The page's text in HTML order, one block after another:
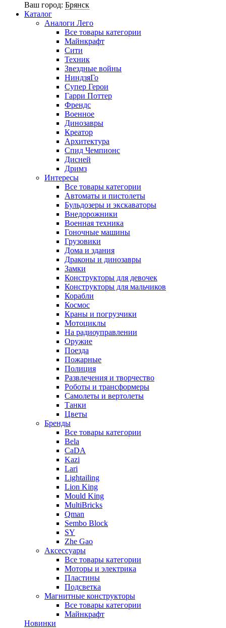
Ваш город: Брянск
Каталог
Аналоги Лего
Все товары категории
Майнкрафт
Сити
Техник
Звездные войны
НиндзяГо
Супер Герои
Гарри Поттер
Френдс
Военное
Динозавры
Креатор
Архитектура
Спид Чемпионс
Дисней
Дримз
Интересы
Все товары категории
Автоматы и пистолеты
Бульдозеры и экскаваторы
Внедорожники
Военная техника
Гоночные машины
Грузовики
Дома и здания
Драконы и динозавры
Замки
Конструкторы для девочек
Конструкторы для мальчиков
Корабли
Космос
Краны и погрузчики
Мотоциклы
На радиоуправлении
Оружие
Поезда
Пожарные
Полиция
Развлечения и творчество
Роботы и трансформеры
Самолеты и вертолеты
Танки
Цветы
Бренды
Все товары категории
Bela
CaDA
Kazi
Lari
Lightailing
Lion King
Mould King
MultiBricks
Qman
Sembo Block
SY
Zhe Gao
Аксессуары
Все товары категории
Моторы и электрика
Пластины
Подсветка
Магнитные конструкторы
Все товары категории
Майнкрафт
Новинки